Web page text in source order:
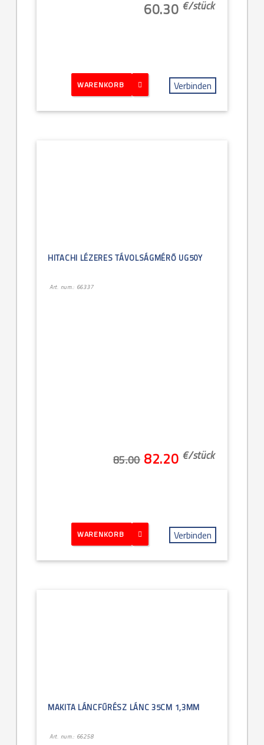
60.30 €/stück
WARENKORB Verbinden
HITACHI LÉZERES TÁVOLSÁGMÉRŐ UG50Y
Art. num.: 66337
85.00 82.20 €/stück
WARENKORB Verbinden
MAKITA LÁNCFŰRÉSZ LÁNC 35CM 1,3MM
Art. num.: 66258